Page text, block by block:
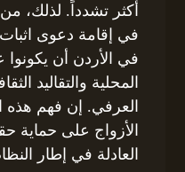
أكثر تشدداً. لذلك، من
في إقامة دعوى
في الأردن أن يكونوا
المحلية والتقاليد
العرفي. إن فهم هذه
الأزواج على حماية
العادلة في إطار